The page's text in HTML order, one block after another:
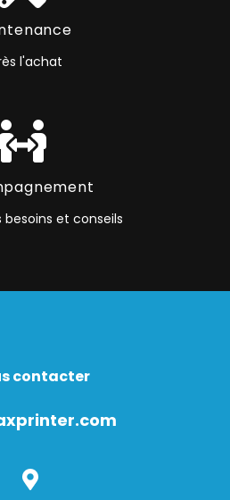
l'achat
besoins et conseils
contacter